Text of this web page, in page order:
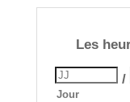
Les
Jour
/